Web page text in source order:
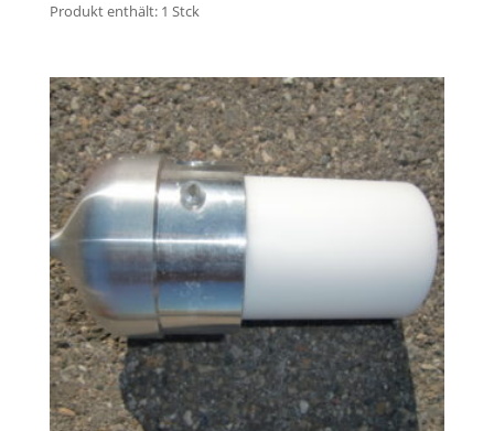
Produkt enthält: 1 Stck